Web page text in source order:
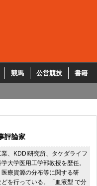
競馬 公営競技 書籍
評論家
、KDDI研究所、タケダライフ
大学医用工学部教授を歴任。
療資源の分布等に関する研
を行っている。「血液型 で分